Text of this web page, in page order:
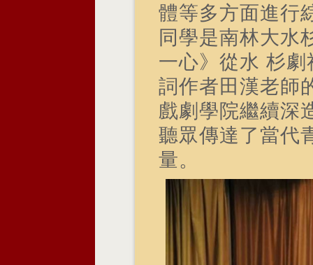
體等多方面進行
同學是南林大水
一心》從水 杉
詞作者田漢老師
戲劇學院繼續深
聽眾傳達了當代
量。